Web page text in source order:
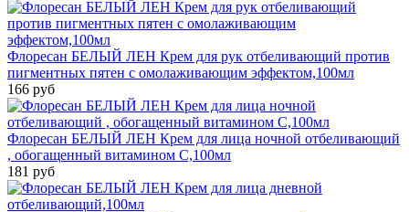
Флоресан БЕЛЫЙ ЛЕН Крем для рук отбеливающий против
пигментных пятен с омолаживающим эффектом,100мл
166 руб
Флоресан БЕЛЫЙ ЛЕН Крем для лица ночной отбеливающий
, обогащенный витамином С,100мл
181 руб